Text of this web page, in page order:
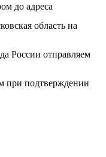
до адреса
область на
России отправляем
при подтверждении